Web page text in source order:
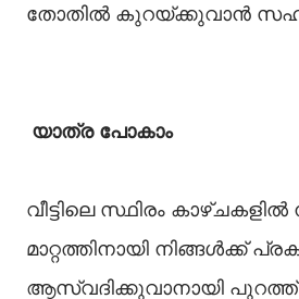
തോതിൽ കുറയ്ക്കുവാൻ
യാത്ര പോകാം
വീട്ടിലെ സ്ഥിരം
മാറ്റത്തിനായി നിങ്ങൾ‌ക്ക്
ആസ്വദിക്കുവാനായി പുറത്ത്